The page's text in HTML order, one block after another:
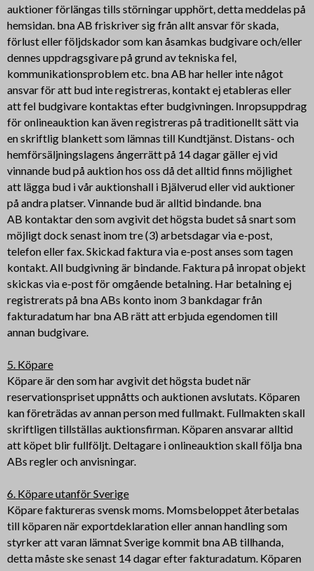
auktioner förlängas tills störningar upphört, detta meddelas på
hemsidan. bna AB friskriver sig från allt ansvar för skada,
förlust eller följdskador som kan åsamkas budgivare och/eller
dennes uppdragsgivare på grund av tekniska fel,
kommunikationsproblem etc. bna AB har heller inte något
ansvar för att bud inte registreras, kontakt ej etableras eller
att fel budgivare kontaktas efter budgivningen. Inropsuppdrag
för onlineauktion kan även registreras på traditionellt sätt via
en skriftlig blankett som lämnas till Kundtjänst. Distans- och
hemförsäljningslagens ångerrätt på 14 dagar gäller ej vid
vinnande bud på auktion hos oss då det alltid finns möjlighet
att lägga bud i vår auktionshall i Bjälverud eller vid auktioner
på andra platser. Vinnande bud är alltid bindande. bna
AB kontaktar den som avgivit det högsta budet så snart som
möjligt dock senast inom tre (3) arbetsdagar via e-post,
telefon eller fax. Skickad faktura via e-post anses som tagen
kontakt. All budgivning är bindande. Faktura på inropat objekt
skickas via e-post för omgående betalning. Har betalning ej
registrerats på bna ABs konto inom 3 bankdagar från
fakturadatum har bna AB rätt att erbjuda egendomen till
annan budgivare.
5. Köpare
Köpare är den som har avgivit det högsta budet när
reservationspriset uppnåtts och auktionen avslutats. Köparen
kan företrädas av annan person med fullmakt. Fullmakten skall
skriftligen tillställas auktionsfirman. Köparen ansvarar alltid
att köpet blir fullföljt. Deltagare i onlineauktion skall följa bna
ABs regler och anvisningar.
6. Köpare utanför Sverige
Köpare faktureras svensk moms. Momsbeloppet återbetalas
till köparen när exportdeklaration eller annan handling som
styrker att varan lämnat Sverige kommit bna AB tillhanda,
detta måste ske senast 14 dagar efter fakturadatum. Köparen